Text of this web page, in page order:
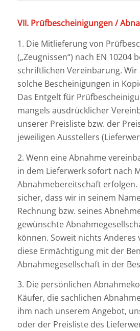
VII. Prüfbescheinigungen /
1. Die Mitlieferung von
(„Zeugnissen“) nach EN 10204
schriftlichen Vereinbarung.
solche Bescheinigungen in
Das Entgelt für
mangels ausdrücklicher
unserer Preisliste bzw. der
jeweiligen Ausstellers
2. Wenn eine Abnahme
in dem Lieferwerk sofort nach
Abnahmebereitschaft
sicher, dass wir in seinem
Rechnung bzw. seines
gewünschte
können. Soweit nichts
diese Ermächtigung mit der
Abnahmegesellschaft in der
3. Die persönlichen
Käufer, die sachlichen
ihm nach unserem Angebot,
oder der Preisliste des